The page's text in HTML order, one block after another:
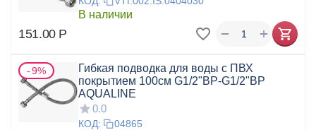
В наличии
151.00 Р +
−
9%
Гибкая подводка для воды с ПВХ
покрытием 100см G1/2"ВР-G1/2"ВР
AQUALINE
0.0
КОД: 04865